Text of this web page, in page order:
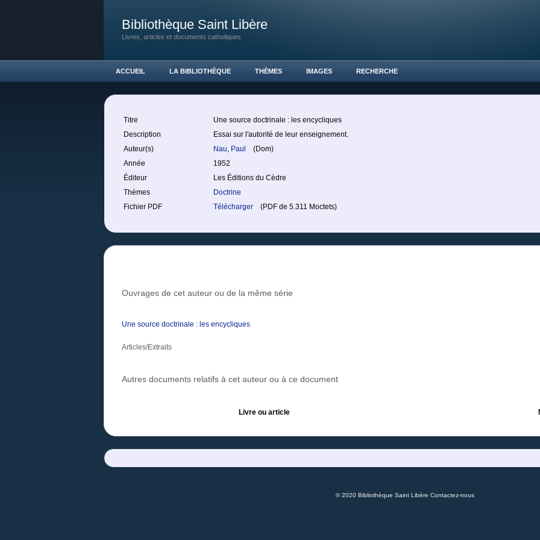
Bibliothèque Saint Libère
Livres, articles et documents catholiques
ACCUEIL LA BIBLIOTHÈQUE THÈMES IMAGES RECHERCHE
Titre
Une source doctrinale : les encycliques
Description
Essai sur l'autorité de leur enseignement.
Auteur(s)
Nau, Paul
(Dom)
Année
1952
Éditeur
Les Éditions du Cèdre
Thèmes
Doctrine
Fichier PDF
Télécharger (PDF de 5.311 Moctets)
Ouvrages de cet auteur ou de la même série
Une source doctrinale : les encycliques
Articles/Extraits
Autres documents relatifs à cet auteur ou à ce document
Livre ou article
© 2020 Bibliothèque Saint Libère Contactez-nous